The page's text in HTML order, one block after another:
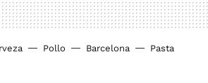
Pollo Barcelona Pasta